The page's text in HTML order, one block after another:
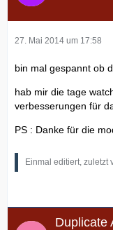
27. Mai 2014 um 17:58
bin mal gespannt ob
hab mir die tage
verbesserungen für
PS : Danke für die
Einmal editiert, zuletzt
Duplicate